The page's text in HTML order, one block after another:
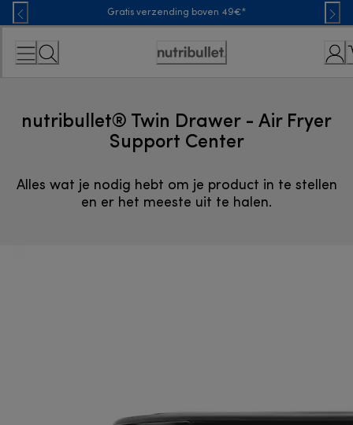
Skip
to
Content
Gratis verzending boven 49€*
Toegankelijkheidsverklaring
nutribullet® Twin Drawer - Air Fryer
Support Center
Alles wat je nodig hebt om je product in te stellen
en er het meeste uit te halen.